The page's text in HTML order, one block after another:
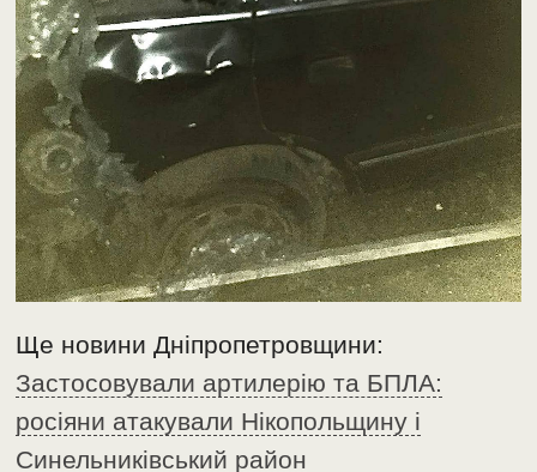
Ще новини Дніпропетровщини:
Застосовували артилерію та БПЛА:
росіяни атакували Нікопольщину і
Синельниківський район